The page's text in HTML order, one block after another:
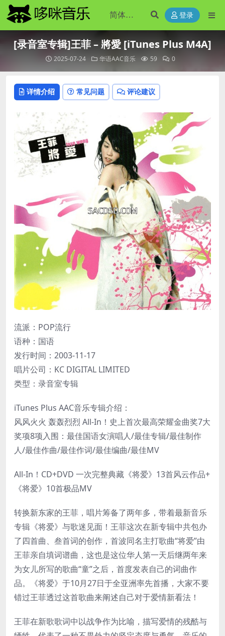
登录
[录音室专辑]王菲 – 將愛 [iTunes Plus M4A]
2025-07-24 华语AAC音乐 59 0
详情介绍 常见问题 评论建议
流派：POP流行
语种：国语
发行时间：2003-11-17
唱片公司：KC DIGITAL LIMITED
类型：录音室专辑
iTunes Plus AAC音乐专辑介绍：
风风火火 轰轰烈烈 All-In！史上首次最高荣耀金曲奖7大
奖项8项入围：最佳国语女演唱人/最佳专辑/最佳制作
人/最佳作曲/最佳作词/最佳编曲/最佳MV
All-In！CD+DVD 一次完整典藏《将爱》13首风云作品+
《将爱》10首极品MV
转换新东家的王菲，唱片筹备了两年多，带着最新音乐
专辑《将爱》与歌迷见面！王菲这次在新专辑中共包办
了四首曲、叁首词的创作，首波同名主打歌曲“将爱”由
王菲亲自填词谱曲，这也是这位华人第一天后继两年来
为女儿所写的歌曲“童”之后，首度发表自己的词曲作
品。《将爱》于10月27日于全亚洲率先首播，大家不要
错过王菲透过这首歌曲来阐述自己对于爱情新看法！
王菲在新歌歌词中以战争作为比喻，描写爱情的残酷与